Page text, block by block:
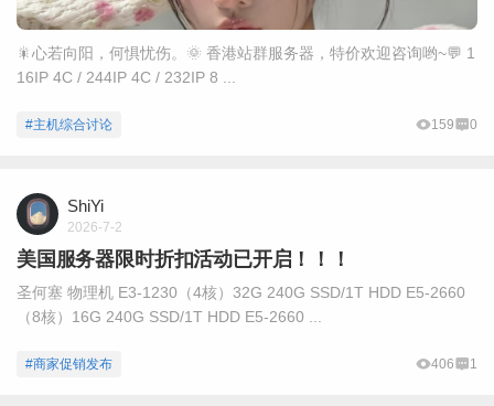
🎇心若向阳，何惧忧伤。🌞 香港站群服务器，特价欢迎咨询哟~💬 1
16IP 4C / 244IP 4C / 232IP 8 ...
#主机综合讨论 159 0
ShiYi
2026-7-2
美国服务器限时折扣活动已开启！！！
圣何塞 物理机 E3-1230（4核）32G 240G SSD/1T HDD E5-2660
（8核）16G 240G SSD/1T HDD E5-2660 ...
#商家促销发布 406 1